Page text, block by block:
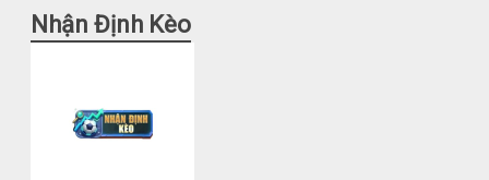
Nhận Định Kèo